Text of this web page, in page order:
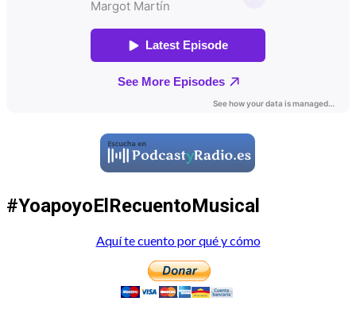
#YoapoyoElRecuentoMusical
Aquí te cuento por qué y cómo